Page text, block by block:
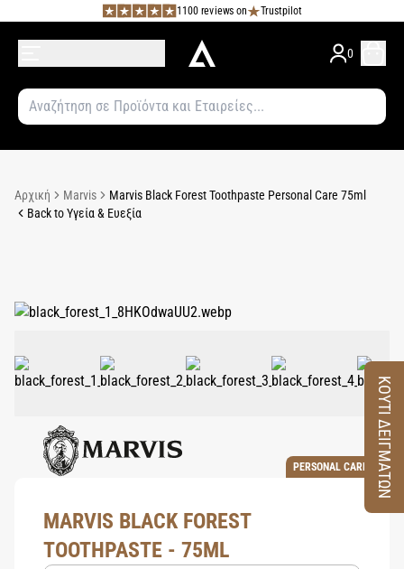
1100 reviews on Trustpilot
0
Αρχική Marvis
Marvis Black Forest Toothpaste Personal Care 75ml
Back to Υγεία & Ευεξία
PERSONAL CARE
MARVIS BLACK FOREST
TOOTHPASTE - 75ML
ΚΟΥΤΙ ΔΕΙΓΜΑΤΩΝ